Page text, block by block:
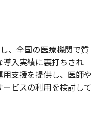
、全国の医療機関で質
入実績に裏打ちされ
支援を提供し、医師や
ビスの利用を検討して